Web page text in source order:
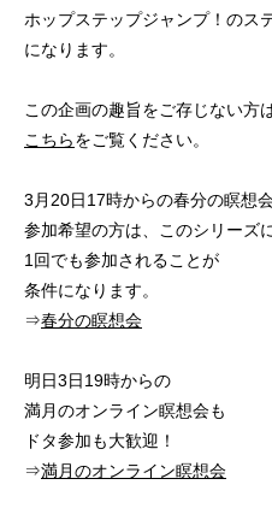
ホップステップジャンプ！のス
になります。
この企画の趣旨をご存じない方は
こちらをご覧ください。
3月20日17時からの春分の瞑想
参加希望の方は、このシリーズ
1回でも参加されることが
条件になります。
⇒春分の瞑想会
明日3日19時からの
満月のオンライン瞑想会も
ドタ参加も大歓迎！
⇒満月のオンライン瞑想会